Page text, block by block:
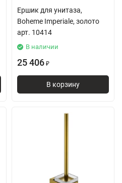
Ершик для унитаза,
Boheme Imperiale, золото
арт. 10414
В наличии
25 406 ₽
В корзину